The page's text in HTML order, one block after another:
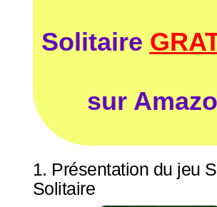
Solitaire
sur
1. Présentation du jeu
Solitaire